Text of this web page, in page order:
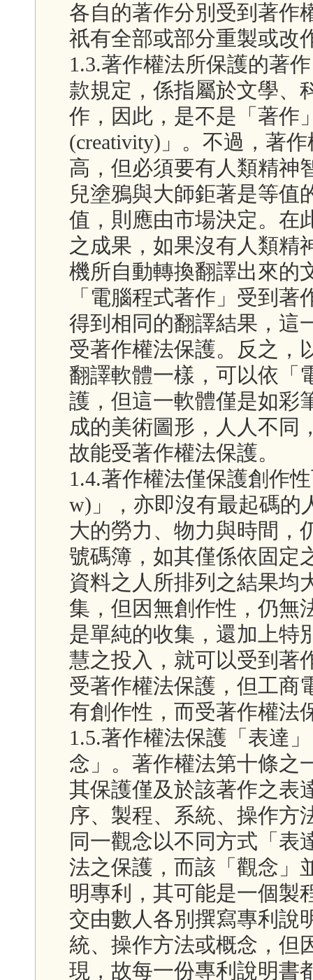
各自的著作分別受到著作
祇有全部或部分重製或改
1.3.著作權法所保護的著
款規定，係指屬於文學、
作，因此，是不是「著作
(creativity)」。不過，著
高，但必須要有人類精神
兒塗鴉與大師鉅著是等值
值，則應由市場決定。在
之成果，如果沒有人類精
機所自動轉換翻譯出來的
「電腦程式著作」受到
得到相同的翻譯結果，這
受著作權法保護。反之，
翻譯軟體一樣，可以依「
護，但這一軟體僅是如彩
成的美術圖形，人人不同
故能受著作權法保護。
1.4.著作權法僅保護創作
w)」，亦即沒有最起碼的
大的勞力、物力與時間，
號碼簿，如其僅係依固定
資料之人所排列之結果均
集，但因無創作性，仍無
是單純的收集，還加上特
慧之投入，就可以受到著
受著作權法保護，但工商
有創作性，而受著作權法
1.5.著作權法保護「表達
念」。著作權法第十條之
其保護僅及於該著作之表
序、製程、系統、操作方
同一觀念以不同方式「表
法之保護，而該「觀念」
明專利，其可能是一個製
交由數人各別撰寫專利說
統、操作方法或概念，但
現，故每一份專利說明書